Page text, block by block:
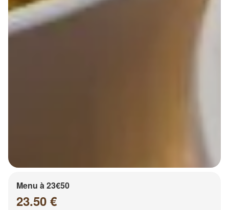
Menu à 23€50
23.50 €